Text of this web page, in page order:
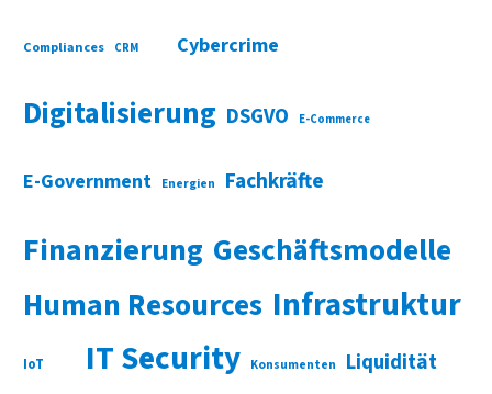
Compliances CRM Cybercrime
Digitalisierung DSGVO E-Commerce
E-Government Energien Fachkräfte
Finanzierung Geschäftsmodelle
Human Resources Infrastruktur
IoT IT Security Konsumenten Liquidität